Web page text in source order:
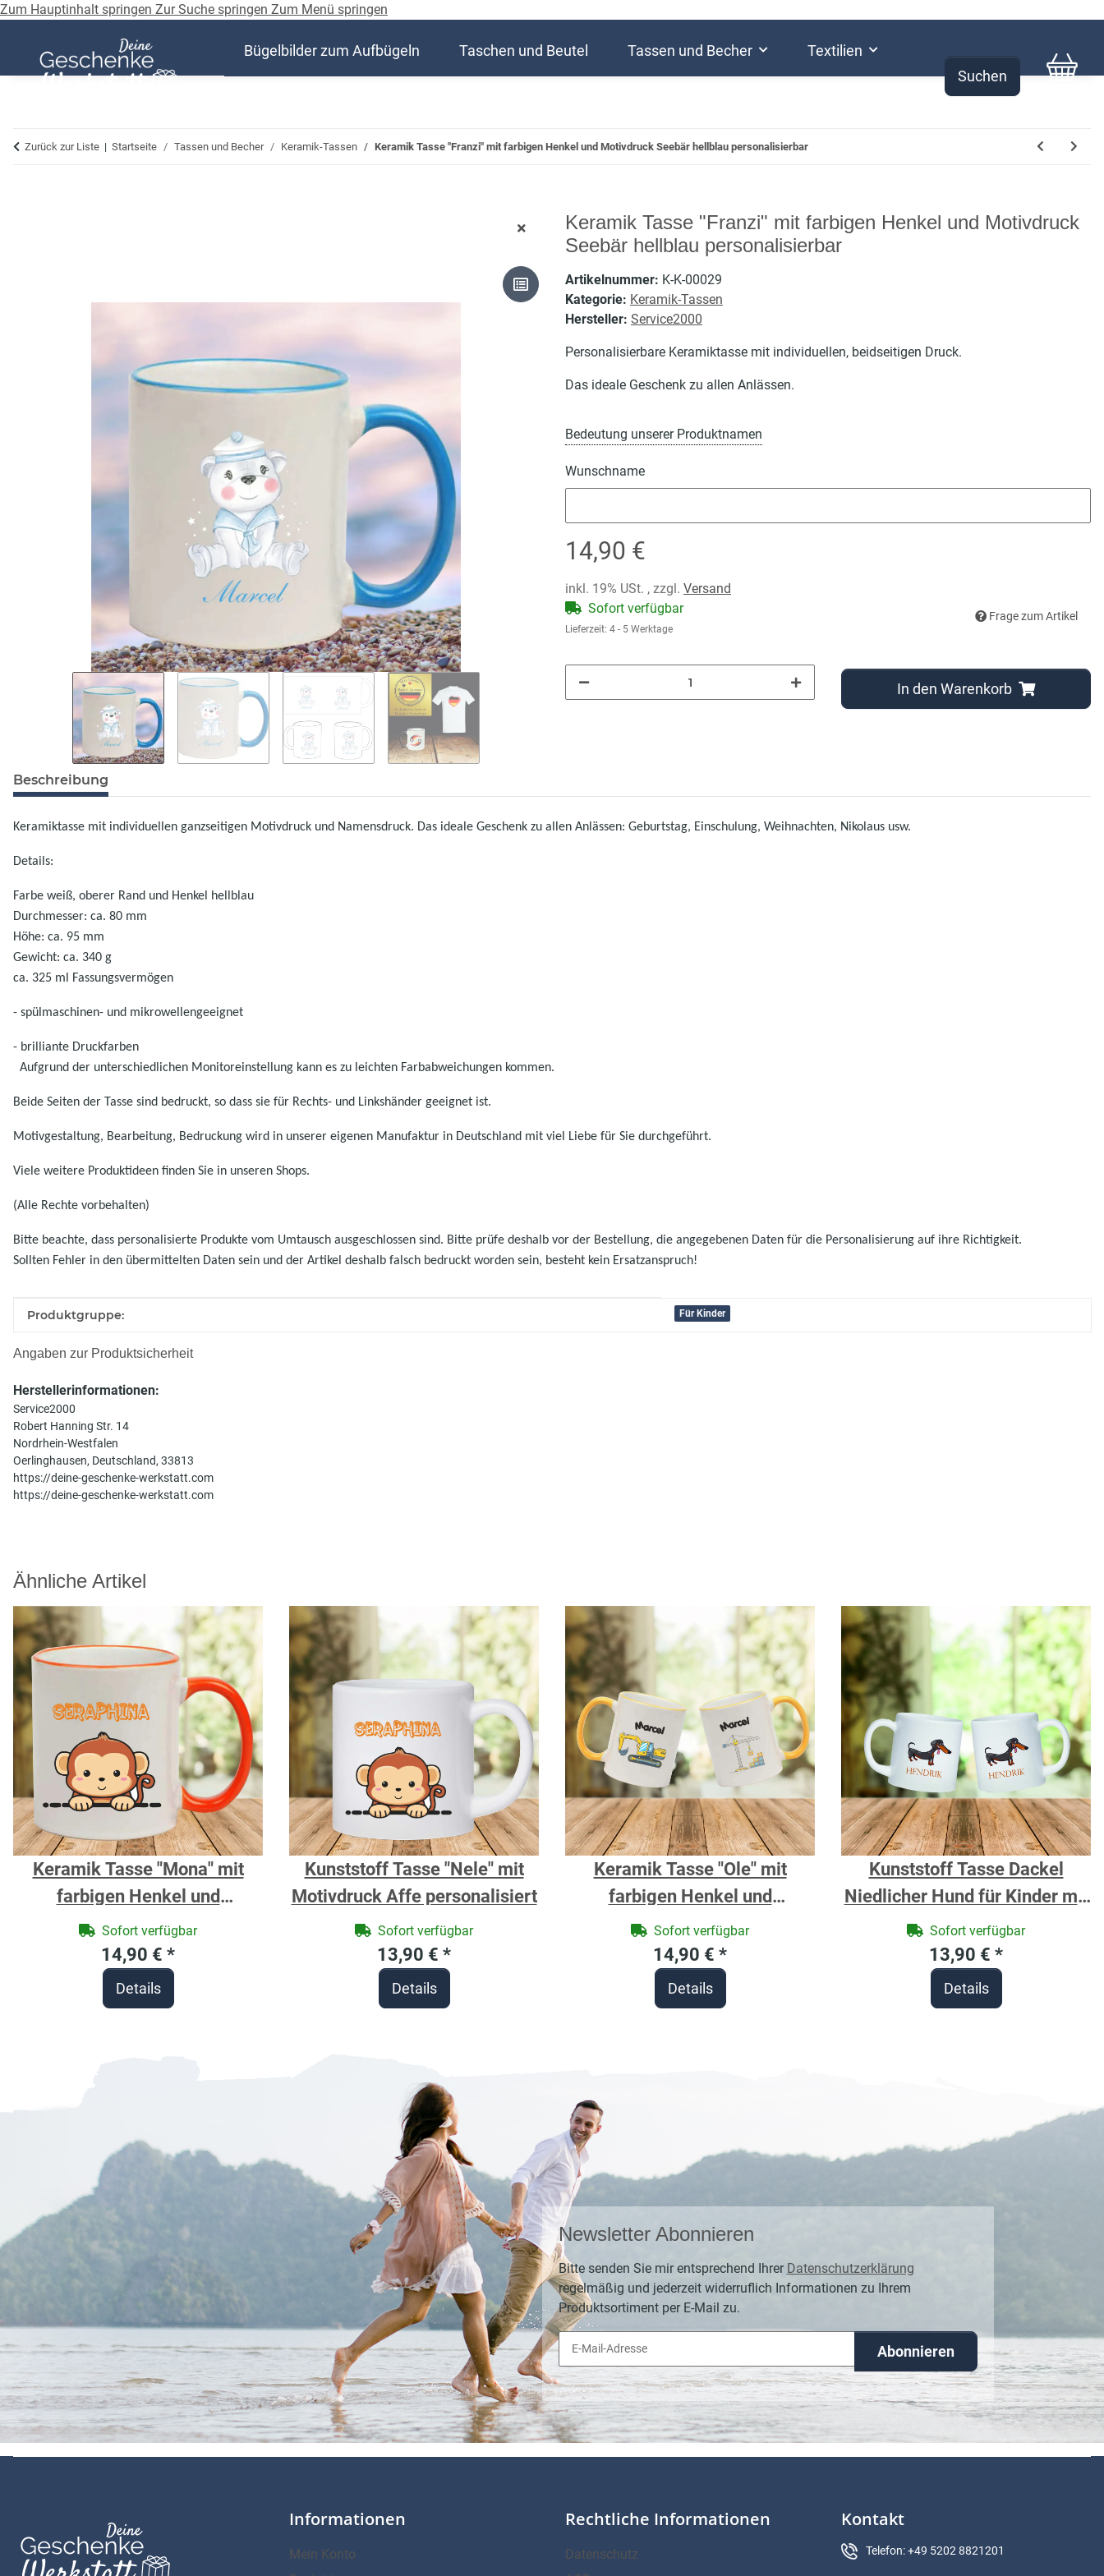
Zum Hauptinhalt springen Zur Suche springen Zum Menü springen
Suchen
Bügelbilder zum Aufbügeln Taschen und Beutel Tassen und Becher Textilien
Zurück zur Liste Startseite Tassen und Becher Keramik-Tassen Keramik Tasse "Franzi" mit farbigen Henkel und Motivdruck Seebär hellblau personalisierbar
Keramik Tasse "Franzi" mit farbigen Henkel und Motivdruck
Seebär hellblau personalisierbar
Artikelnummer: K-K-00029
Kategorie: Keramik-Tassen
Hersteller: Service2000
Personalisierbare Keramiktasse mit individuellen, beidseitigen Druck.
Das ideale Geschenk zu allen Anlässen.
Bedeutung unserer Produktnamen
Wunschname
14,90 €
inkl. 19% USt. , zzgl. Versand
Sofort verfügbar
Lieferzeit: 4 - 5 Werktage
Frage zum Artikel
In den Warenkorb
Beschreibung
Keramiktasse mit individuellen ganzseitigen Motivdruck und Namensdruck. Das ideale Geschenk zu allen Anlässen: Geburtstag, Einschulung, Weihnachten, Nikolaus usw.
Details:
Farbe weiß, oberer Rand und Henkel hellblau
Durchmesser: ca. 80 mm
Höhe: ca. 95 mm
Gewicht: ca. 340 g
ca. 325 ml Fassungsvermögen
- spülmaschinen- und mikrowellengeeignet
- brilliante Druckfarben
Aufgrund der unterschiedlichen Monitoreinstellung kann es zu leichten Farbabweichungen kommen.
Beide Seiten der Tasse sind bedruckt, so dass sie für Rechts- und Linkshänder geeignet ist.
Motivgestaltung, Bearbeitung, Bedruckung wird in unserer eigenen Manufaktur in Deutschland mit viel Liebe für Sie durchgeführt.
Viele weitere Produktideen finden Sie in unseren Shops.
(Alle Rechte vorbehalten)
Bitte beachte, dass personalisierte Produkte vom Umtausch ausgeschlossen sind. Bitte prüfe deshalb vor der Bestellung, die angegebenen Daten für die Personalisierung auf ihre Richtigkeit.
Sollten Fehler in den übermittelten Daten sein und der Artikel deshalb falsch bedruckt worden sein, besteht kein Ersatzanspruch!
Produkteigenschaft
Wert
Produktgruppe: Für Kinder
Angaben zur Produktsicherheit
Herstellerinformationen:
Service2000
Robert Hanning Str. 14
Nordrhein-Westfalen
Oerlinghausen, Deutschland, 33813
https://deine-geschenke-werkstatt.com
https://deine-geschenke-werkstatt.com
Ähnliche Artikel
Keramik Tasse "Mona" mit
farbigen Henkel und
Motivdruck Affe
personalisierbar
Sofort verfügbar
14,90 € *
Details
Kunststoff Tasse "Nele" mit
Motivdruck Affe personalisiert
Sofort verfügbar
13,90 € *
Details
Keramik Tasse "Ole" mit
farbigen Henkel und
Motivdruck Baustelle
personalisierbar
Sofort verfügbar
14,90 € *
Details
Kunststoff Tasse Dackel
Niedlicher Hund für Kinder mit
Namen
Sofort verfügbar
13,90 € *
Details
Newsletter Abonnieren
Bitte senden Sie mir entsprechend Ihrer Datenschutzerklärung
regelmäßig und jederzeit widerruflich Informationen zu Ihrem
Produktsortiment per E-Mail zu.
Abonnieren
Informationen
Mein Konto
Rechtliche Informationen
Datenschutz
Kontakt
Telefon: +49 5202 8821201